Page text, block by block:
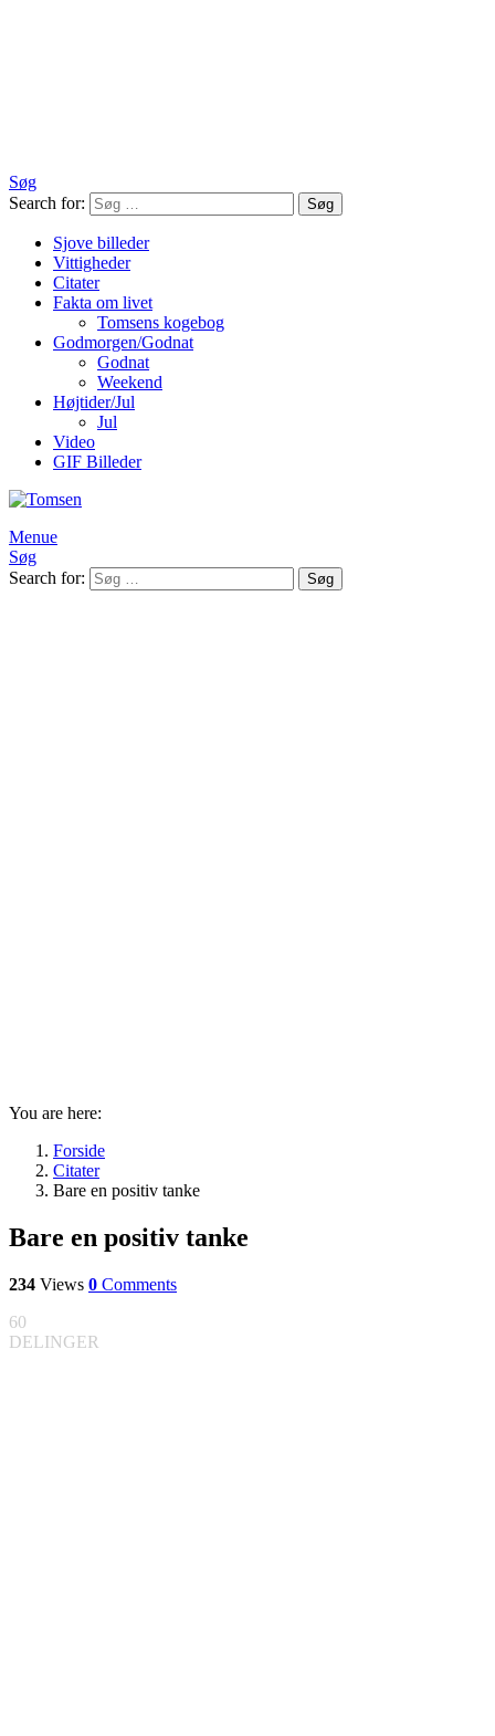
Søg
Search for:
Søg
Sjove billeder
Vittigheder
Citater
Fakta om livet
Tomsens kogebog
Godmorgen/Godnat
Godnat
Weekend
Højtider/Jul
Jul
Video
GIF Billeder
Menue
Søg
Search for:
Søg
You are here:
Forside
Citater
Bare en positiv tanke
Bare en positiv tanke
234 Views 0 Comments
60
DELINGER